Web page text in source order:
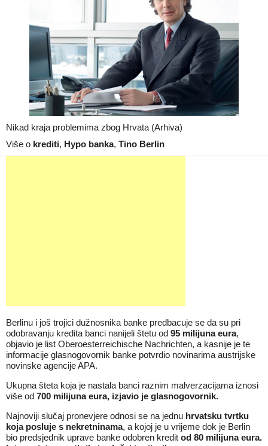
Nikad kraja problemima zbog Hrvata (Arhiva)
Više o krediti, Hypo banka, Tino Berlin
Berlinu i još trojici dužnosnika banke predbacuje se da su pri
odobravanju kredita banci nanijeli štetu od 95 milijuna eura,
objavio je list Oberoesterreichische Nachrichten, a kasnije je te
informacije glasnogovornik banke potvrdio novinarima austrijske
novinske agencije APA.
Ukupna šteta koja je nastala banci raznim malverzacijama iznosi
više od 700 milijuna eura, izjavio je glasnogovornik.
Najnoviji slučaj pronevjere odnosi se na jednu hrvatsku tvrtku
koja posluje s nekretninama, a kojoj je u vrijeme dok je Berlin
bio predsjednik uprave banke odobren kredit od 80 milijuna eura.